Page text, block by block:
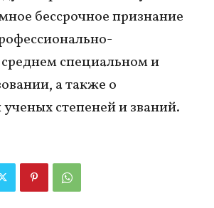
бессрочное признание
специальном и
а также о
степеней и званий.